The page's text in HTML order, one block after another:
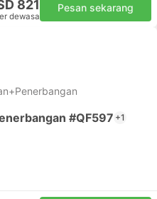
821
dewasa
Pesan sekarang
#QF597 +1